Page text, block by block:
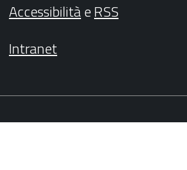
AccessibilitàeRSS
Intranet